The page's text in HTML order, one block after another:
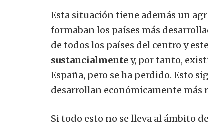
Esta situación tiene además un
formaban los países más
de todos los países del centro y
sustancialmentey, por tanto,
España, pero se ha perdido. Esto
desarrollan económicamente más
Si todo esto no se lleva al ámbito